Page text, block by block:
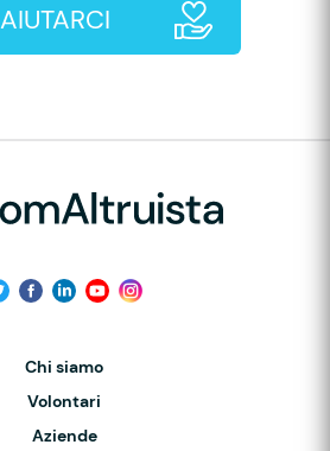
Chi siamo
Volontari
Aziende